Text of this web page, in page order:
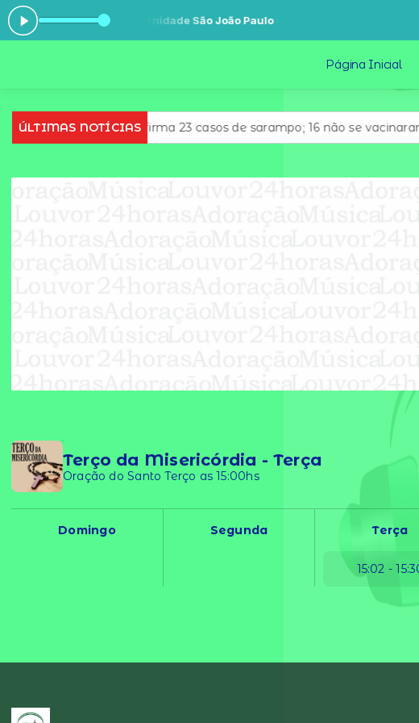
Terra Seca - Fraternidade São João Paulo
Página Inicial
ÚLTIMAS NOTÍCIAS
de São Paulo confirma 23 casos de sarampo; 16 não se vacinaram
Terço da Misericórdia - Terça
Oração do Santo Terço as 15:00hs
Domingo Segunda Terça
15:02 -